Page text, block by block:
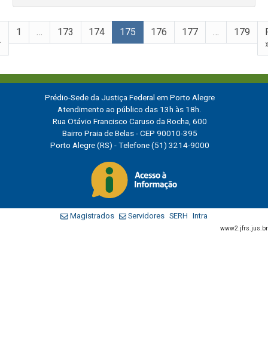
1 … 173 174 175 176 177 … 179
Prédio-Sede da Justiça Federal em Porto Alegre
Atendimento ao público das 13h às 18h.
Rua Otávio Francisco Caruso da Rocha, 600
Bairro Praia de Belas - CEP 90010-395
Porto Alegre (RS) - Telefone (51) 3214-9000
Magistrados Servidores SERH Intra
www2.jfrs.jus.br